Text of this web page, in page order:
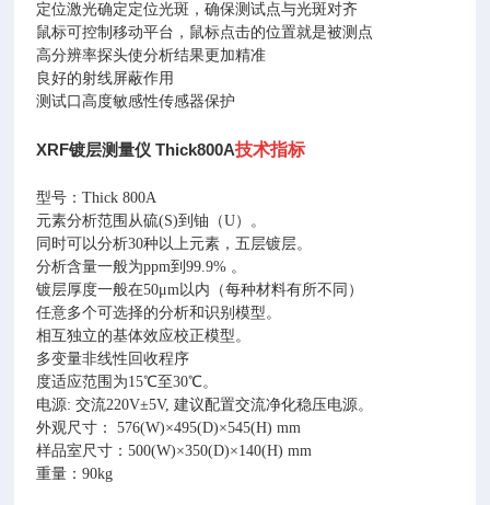
定位激光确定定位光斑，确保测试点与光斑对齐
鼠标可控制移动平台，鼠标点击的位置就是被测点
高分辨率探头使分析结果更加精准
良好的射线屏蔽作用
测试口高度敏感性传感器保护
XRF镀层测量仪 Thick800A技术指标
型号：Thick 800A
元素分析范围从硫(S)到铀（U）。
同时可以分析30种以上元素，五层镀层。
分析含量一般为ppm到99.9% 。
镀层厚度一般在50μm以内（每种材料有所不同）
任意多个可选择的分析和识别模型。
相互独立的基体效应校正模型。
多变量非线性回收程序
度适应范围为15℃至30℃。
电源: 交流220V±5V, 建议配置交流净化稳压电源。
外观尺寸： 576(W)×495(D)×545(H) mm
样品室尺寸：500(W)×350(D)×140(H) mm
重量：90kg